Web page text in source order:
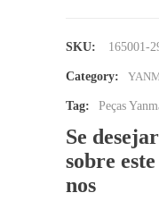
SKU: 165001-
Category:
Tag: Peças
Se
sobre
nos